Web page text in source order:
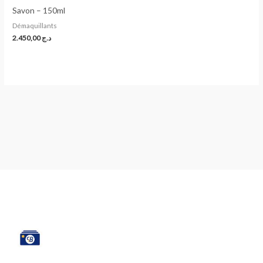
Savon – 150ml
Démaquillants
د.ج2.450,00